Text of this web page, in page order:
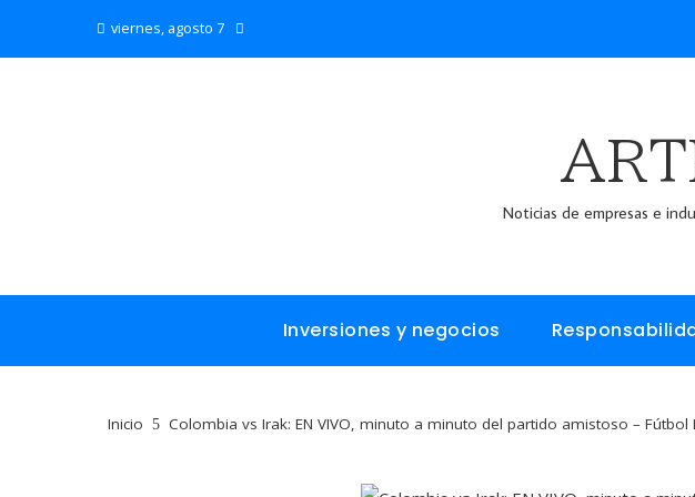
viernes, agosto 7
Noticias de empresas e
Inversiones y negocios
Inicio Colombia vs Irak: EN VIVO, minuto a minuto del partido amistoso – Fútbol